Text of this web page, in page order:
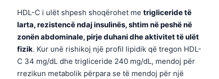
HDL-C i ulët shpesh shoqërohet me trigliceride të
larta, rezistencë ndaj insulinës, shtim në peshë në
zonën abdominale, pirje duhani dhe aktivitet të ulët
fizik. Kur unë rishikoj një profil lipidik që tregon HDL-
C 34 mg/dL dhe trigliceride 240 mg/dL, mendoj për
rrezikun metabolik përpara se të mendoj për një